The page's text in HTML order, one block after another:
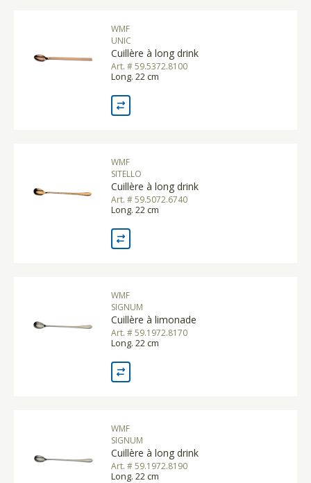
WMF
UNIC
Cuillère à long drink
Art. # 59.5372.8100
Long. 22 cm
WMF
SITELLO
Cuillère à long drink
Art. # 59.5072.6740
Long. 22 cm
WMF
SIGNUM
Cuillère à limonade
Art. # 59.1972.8170
Long. 22 cm
WMF
SIGNUM
Cuillère à long drink
Art. # 59.1972.8190
Long. 22 cm